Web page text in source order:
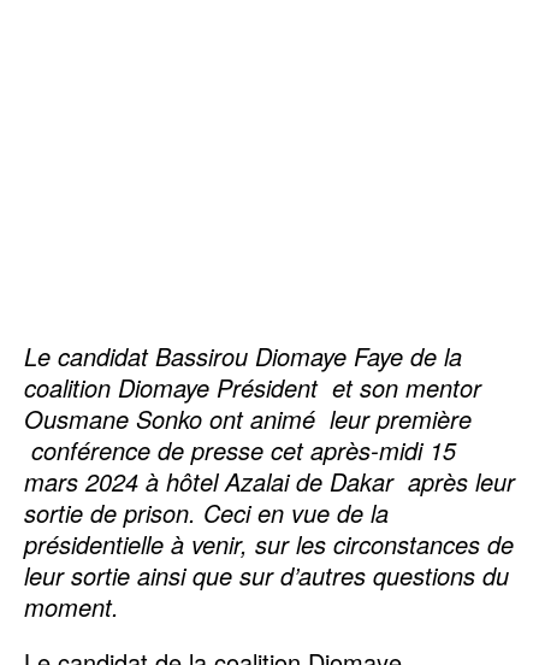
Le candidat Bassirou Diomaye Faye de la
coalition Diomaye Président et son mentor
Ousmane Sonko ont animé leur première
conférence de presse cet après-midi 15
mars 2024 à hôtel Azalai de Dakar après leur
sortie de prison. Ceci en vue de la
présidentielle à venir, sur les circonstances de
leur sortie ainsi que sur d’autres questions du
moment.